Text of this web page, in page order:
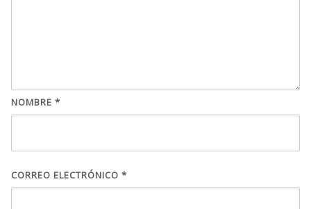
NOMBRE *
CORREO ELECTRÓNICO *